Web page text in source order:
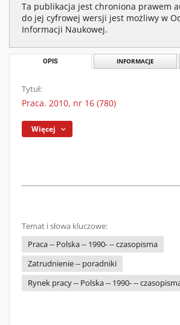
Ta publikacja jest chroniona prawem
do jej cyfrowej wersji jest możliwy w
Informacji Naukowej.
OPIS INFORMACJE
Tytuł:
Praca. 2010, nr 16 (780)
Więcej
Temat i słowa kluczowe:
Praca -- Polska -- 1990- -- czasopisma
Zatrudnienie -- poradniki
Rynek pracy -- Polska -- 1990- --